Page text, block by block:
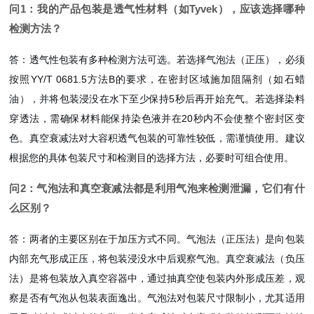
问1：我的产品包装是透气性材料（如Tyvek），应该选择哪种
检测方法？
答：透气性包装有多种检测方法可选。若选择气泡法（正压），必须
按照YY/T 0681.5方法B的要求，在密封区域施加阻隔剂（如石蜡
油），并将包装浸没在水下至少保持5秒后再开始充气。若选择染料
穿透法，需确保材料能保持染色液并在20秒内不会使整个密封区变
色。真空衰减法对大容积透气包装的可靠性较低，需谨慎使用。建议
根据您的具体包装尺寸和检测目的选择方法，必要时可组合使用。
问2：气泡法和真空衰减法都是利用气泡来检测泄漏，它们有什
么区别？
答：两者的主要区别在于加压方式不同。气泡法（正压法）是向包装
内部充气形成正压，将包装浸没水中后观察气泡。真空衰减法（负压
法）是将包装放入真空容器中，通过抽真空使包装内外形成压差，观
察是否有气泡从包装表面逸出。气泡法对包装尺寸限制小，尤其适用